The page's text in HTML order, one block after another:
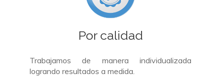
Por calidad
Trabajamos de manera individualizada
logrando resultados a medida.